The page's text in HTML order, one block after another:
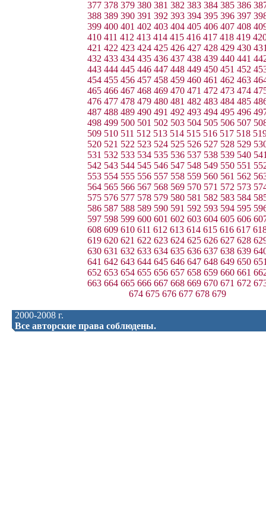
377 378 379 380 381 382 383 384 385 386
388 389 390 391 392 393 394 395 396 397
399 400 401 402 403 404 405 406 407 408
410 411 412 413 414 415 416 417 418 419
421 422 423 424 425 426 427 428 429 430
432 433 434 435 436 437 438 439 440 441
443 444 445 446 447 448 449 450 451 452
454 455 456 457 458 459 460 461 462 463
465 466 467 468 469 470 471 472 473 474
476 477 478 479 480 481 482 483 484 485
487 488 489 490 491 492 493 494 495 496
498 499 500 501 502 503 504 505 506 507
509 510 511 512 513 514 515 516 517 518
520 521 522 523 524 525 526 527 528 529
531 532 533 534 535 536 537 538 539 540
542 543 544 545 546 547 548 549 550 551
553 554 555 556 557 558 559 560 561 562
564 565 566 567 568 569 570 571 572 573
575 576 577 578 579 580 581 582 583 584
586 587 588 589 590 591 592 593 594 595
597 598 599 600 601 602 603 604 605 606
608 609 610 611 612 613 614 615 616 617
619 620 621 622 623 624 625 626 627 628
630 631 632 633 634 635 636 637 638 639
641 642 643 644 645 646 647 648 649 650
652 653 654 655 656 657 658 659 660 661
663 664 665 666 667 668 669 670 671 672
674 675 676 677 678 679
2000-2008 г.
Все авторские права соблюдены.